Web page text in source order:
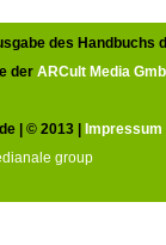
des Handbuchs
der ARCult Media
| © 2013 | Impressum
group